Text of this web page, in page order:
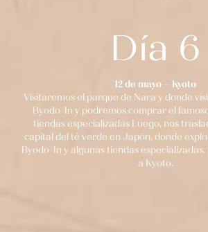
Día 6
12 de mayo – Kyoto
Visitaremos el parque de Nara y donde
Byodo-In y podremos comprar el
tiendas especializadas Luego, nos
capital del té verde en Japón, donde
Byodo-In y algunas tiendas
a Kyoto.